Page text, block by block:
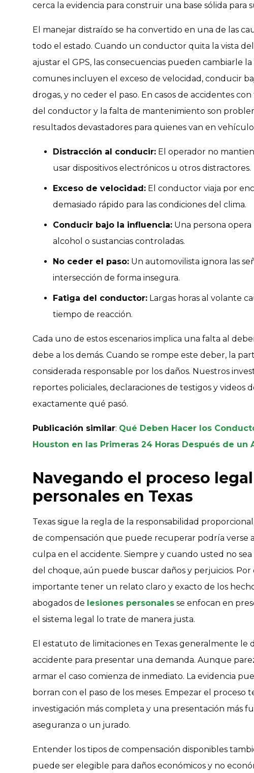
cerca la evidencia para construir una base sólida para
El manejar distraído se ha convertido en una de las
todo el estado. Cuando un conductor quita la vista
ajustar el GPS, las consecuencias pueden cambiarle
comunes incluyen el exceso de velocidad, conducir
drogas, y no ceder el paso. En casos de accidentes
del conductor y la falta de mantenimiento son
resultados devastadores para quienes van en
Distracción al conducir: El operador no
usar dispositivos electrónicos u otros distractores.
Exceso de velocidad: El conductor viaja por
demasiado rápido para las condiciones del clima.
Conducir bajo la influencia: Una persona
alcohol o sustancias controladas.
No ceder el paso: Un automovilista ignora las
intersección de forma insegura.
Fatiga del conductor: Largas horas al volante
tiempo de reacción.
Cada uno de estos escenarios implica una falta al
debe a los demás. Cuando se rompe este deber, la
considerada responsable por los daños. Nuestros
reportes policiales, declaraciones de testigos y videos
exactamente qué pasó.
Publicación similar: Qué Deben Hacer los
Houston en las Primeras 24 Horas Después de un
Navegando el proceso
personales en Texas
Texas sigue la regla de la responsabilidad
de compensación que puede recuperar podría verse
culpa en el accidente. Siempre y cuando usted no
del choque, aún puede buscar daños y perjuicios.
importante tener un relato claro y exacto de los
abogados de lesiones personales se enfocan en
el sistema legal lo trate de manera justa.
El estatuto de limitaciones en Texas generalmente le
accidente para presentar una demanda. Aunque
armar el caso comienza de inmediato. La evidencia
borran con el paso de los meses. Empezar el proceso
investigación más completa y una presentación más
aseguranza o un jurado.
Entender los tipos de compensación disponibles
puede ser elegible para daños económicos y no